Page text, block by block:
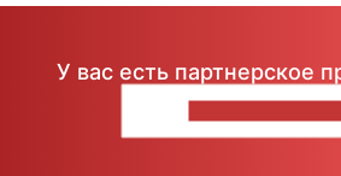
У вас есть партнерское